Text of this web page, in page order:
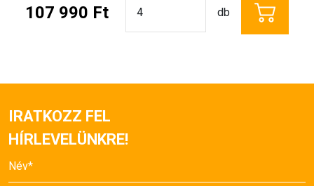
107 990 Ft db
IRATKOZZ FEL
HÍRLEVELÜNKRE!